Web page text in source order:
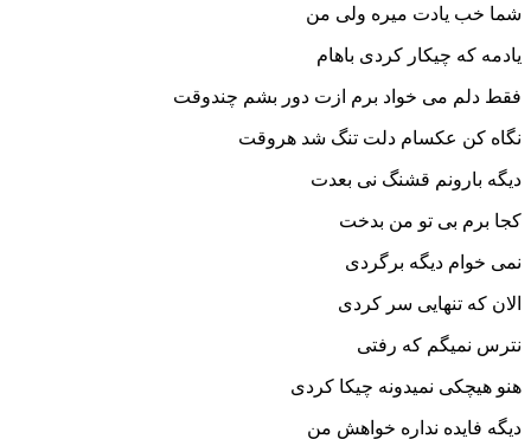
یادت میره ولی من
که چیکار کردی باهام
می خواد برم ازت دور بشم چندوقت
کن عکسام دلت تنگ شد هروقت
بارونم قشنگ نی بعدت
بی تو من بدخت
دیگه برگردی
تنهایی سر کردی
نمیگم که رفتی
نمیدونه چیکا کردی
فایده نداره خواهش من